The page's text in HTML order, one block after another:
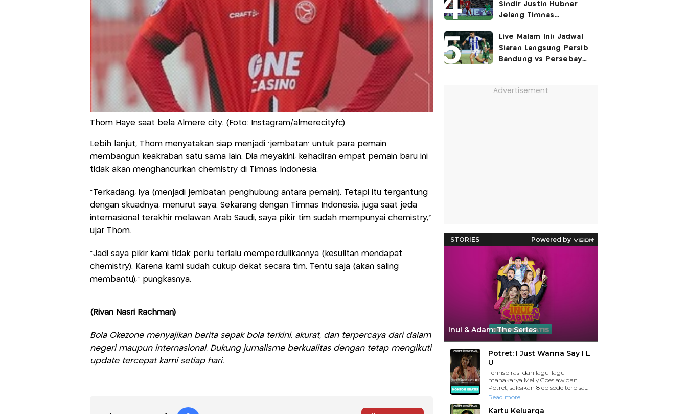
Thom Haye saat bela Almere city. (Foto: Instagram/almerecityfc)
Lebih lanjut, Thom menyatakan siap menjadi ‘jembatan’ untuk para pemain
membangun keakraban satu sama lain. Dia meyakini, kehadiran empat pemain baru ini
tidak akan menghancurkan chemistry di Timnas Indonesia.
“Terkadang, iya (menjadi jembatan penghubung antara pemain). Tetapi itu tergantung
dengan skuadnya, menurut saya. Sekarang dengan Timnas Indonesia, juga saat jeda
internasional terakhir melawan Arab Saudi, saya pikir tim sudah mempunyai chemistry,”
ujar Thom.
“Jadi saya pikir kami tidak perlu terlalu memperdulikannya (kesulitan mendapat
chemistry). Karena kami sudah cukup dekat secara tim. Tentu saja (akan saling
membantu),” pungkasnya.
(Rivan Nasri Rachman)
Bola Okezone menyajikan berita sepak bola terkini, akurat, dan terpercaya dari dalam
negeri maupun internasional. Dukung jurnalisme berkualitas dengan tetap mengikuti
update tercepat kami setiap hari.
Sindir Justin Hubner
Jelang Timnas
Ia Seolah-olah Lahir di
Permukiman Kumuh
Jakarta Barat!
Live Malam Ini! Jadwal
Siaran Langsung Persib
Bandung vs Persebaya
Advertisement